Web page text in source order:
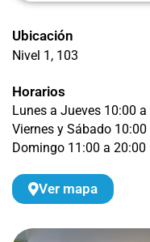
Ubicación
Nivel 1 , 103
Horarios
Lunes a Jueves 10:00
Viernes y Sábado
Domingo 11:00 a 20:00
Ver mapa